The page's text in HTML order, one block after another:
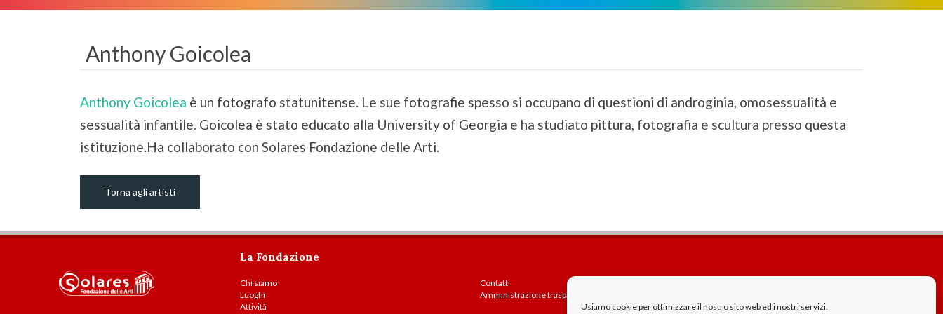
Usiamo cookie per ottimizzare il nostro sito web ed i nostri servizi.
Anthony Goicolea
Anthony Goicolea è un fotografo statunitense. Le sue fotografie spesso si occupano di questioni di androginia, omosessualità e
sessualità infantile. Goicolea è stato educato alla University of Georgia e ha studiato pittura, fotografia e scultura presso questa
istituzione.Ha collaborato con Solares Fondazione delle Arti.
Torna agli artisti
La Fondazione
Chi siamo
Luoghi
Attività
Contatti
Amministrazione trasparente